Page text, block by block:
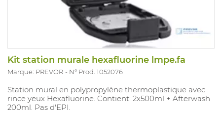
Kit station murale hexafluorine lmpe.fa
Marque: PREVOR N° Prod. 1052076
Station mural en polypropylène thermoplastique avec
rince yeux Hexafluorine. Contient: 2x500ml + Afterwash
200ml. Pas d'EPI.